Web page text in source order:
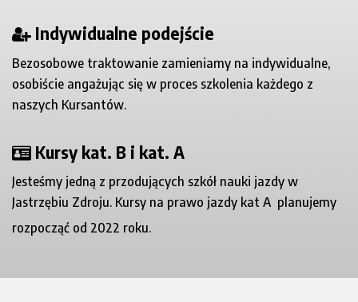
Indywidualne podejście
Bezosobowe traktowanie zamieniamy na indywidualne,
osobiście angażując się w proces szkolenia każdego z
naszych Kursantów.
Kursy kat. B i kat. A
Jesteśmy jedną z przodujących szkół nauki jazdy w
Jastrzębiu Zdroju. Kursy na prawo jazdy kat A planujemy
rozpocząć od 2022 roku.